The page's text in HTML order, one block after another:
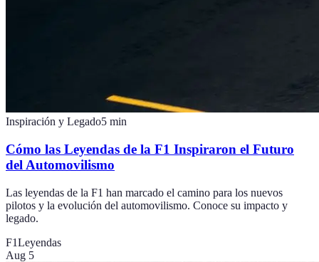
Inspiración y Legado5 min
Cómo las Leyendas de la F1 Inspiraron el Futuro
del Automovilismo
Las leyendas de la F1 han marcado el camino para los nuevos
pilotos y la evolución del automovilismo. Conoce su impacto y
legado.
F1Leyendas
Aug 5